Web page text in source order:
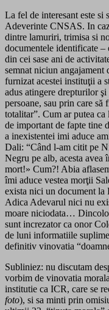
La fel de interesant este
Adeverinte CNSAS. In
dintre lamuriri, trimisa si
documentele identificate
din cei sase ani de
semnat niciun angajament
furnizat acestei instituţii a
adus atingere drepturilor
persoane, sau prin care
totalitar”. Cum ar putea ca
de important de fapte tine
a inexistentei imi aduce
Dali: “Când l-am citit pe
Negru pe alb, acesta avea
mort!» Cum?! Abia
îmi aduce vestea morţii
exista nici un document la
Adica Adevarul nici nu
moare niciodata… Dincolo
sunt increzator ca onor
de luni informatiile
definitiv vinovatia
Subliniez: nu discutam
vorbim de vinovatia
institutie ca ICR, care se
foto), si sa minti prin